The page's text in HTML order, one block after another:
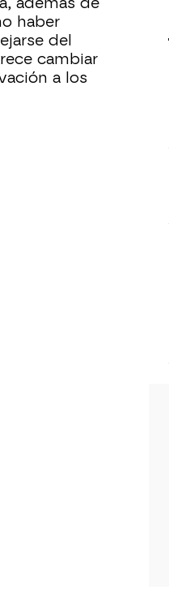
haber
del
cambiar
a los